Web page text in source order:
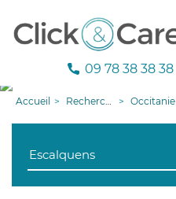
09 78 38 38 38
Accueil Recherche aide à domicile Occitanie